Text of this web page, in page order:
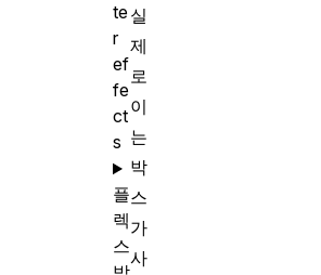
실
제
로
이
는
박
스
가
사
te
r
ef
fe
ct
s
플
렉
스